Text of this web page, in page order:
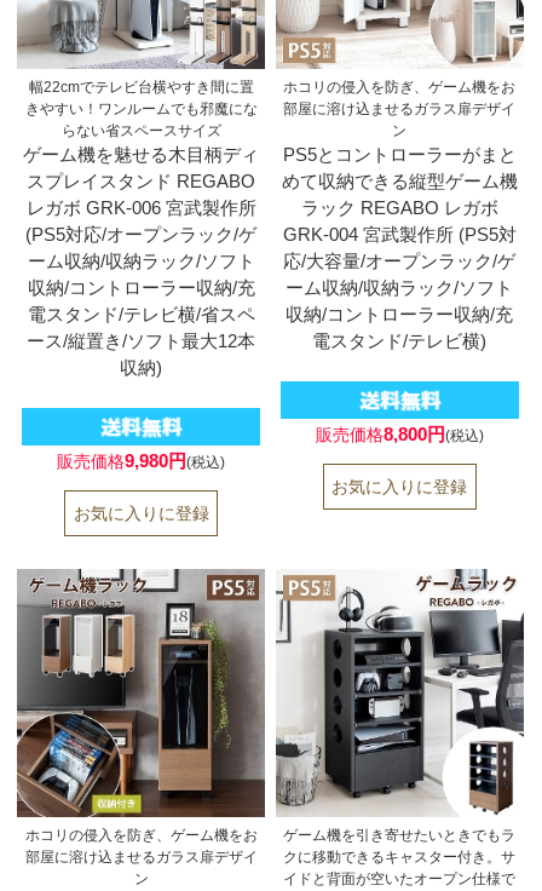
幅22cmでテレビ台横やすき間に置
きやすい！ワンルームでも邪魔にな
らない省スペースサイズ
ゲーム機を魅せる木目柄ディ
スプレイスタンド REGABO
レガボ GRK-006 宮武製作所
(PS5対応/オープンラック/ゲ
ーム収納/収納ラック/ソフト
収納/コントローラー収納/充
電スタンド/テレビ横/省スペ
ース/縦置き/ソフト最大12本
収納)
販売価格9,980円(税込)
ホコリの侵入を防ぎ、ゲーム機をお
部屋に溶け込ませるガラス扉デザイ
ン
PS5とコントローラーがまと
めて収納できる縦型ゲーム機
ラック REGABO レガボ
GRK-004 宮武製作所 (PS5対
応/大容量/オープンラック/ゲ
ーム収納/収納ラック/ソフト
収納/コントローラー収納/充
電スタンド/テレビ横)
販売価格8,800円(税込)
ホコリの侵入を防ぎ、ゲーム機をお
部屋に溶け込ませるガラス扉デザイ
ン
ゲーム機を引き寄せたいときでもラ
クに移動できるキャスター付き。サ
イドと背面が空いたオープン仕様で